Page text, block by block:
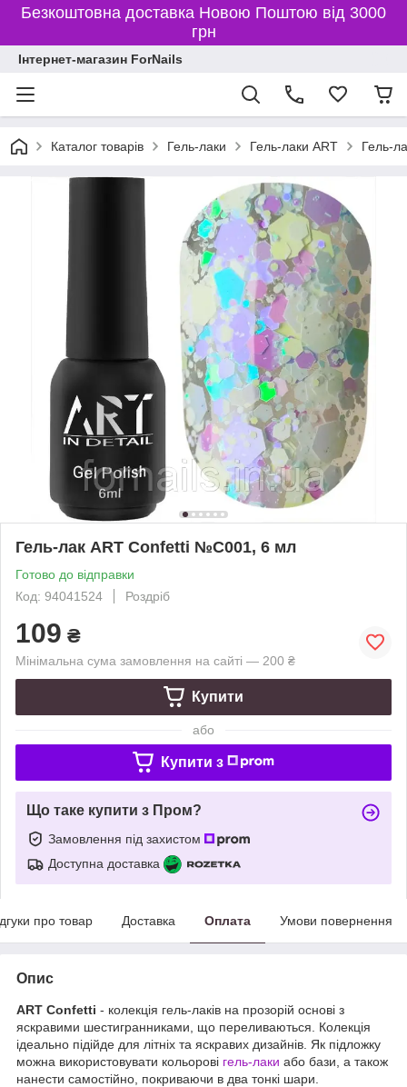
Безкоштовна доставка Новою Поштою від 3000
грн
Інтернет-магазин ForNails
Каталог товарів Гель-лаки Гель-лаки ART Гель-
Гель-лак ART Confetti №C001, 6 мл
Готово до відправки
Код: 94041524
Роздріб
109 ₴
Мінімальна сума замовлення на сайті — 200 ₴
Купити
або
Купити з
Що таке купити з Пром?
Замовлення під захистом
Доступна доставка
про товар Доставка Оплата Умови повернення
Опис
ART Confetti - колекція гель-лаків на прозорій основі з
яскравими шестигранниками, що переливаються. Колекція
ідеально підійде для літніх та яскравих дизайнів. Як підложку
можна використовувати кольорові гель-лаки або бази, а також
нанести самостійно, покриваючи в два тонкі шари.